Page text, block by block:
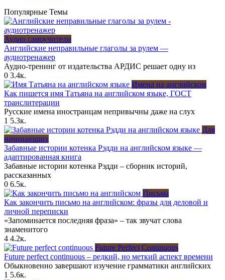
Популярные Темы
Аудио самоучители
Английские неправильные глаголы за рулем —
аудиотренажер
Аудио-тренинг от издательства АРДИС решает одну из
0 3.4к.
Имена на английском
Как пишется имя Татьяна на английском языке, ГОСТ
транслитерации
Русские имена иностранцам непривычны даже на слух
1 5.3к.
Для
начинающих
Забавные истории котенка Рэдди на английском языке —
адаптированная книга
Забавные истории котенка Рэдди – сборник историй,
рассказанных
0 6.5к.
Письма
Как закончить письмо на английском: фразы для деловой и
личной переписки
«Запоминается последняя фраза» – так звучат слова
знаменитого
4 4.2к.
Future Perfect Continuous
Future perfect continuous – редкий, но меткий аспект времени
Обыкновенно завершают изучение грамматики английских
1 5.6к.